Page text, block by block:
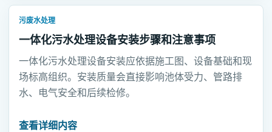
污废水处理
一体化污水处理设备安装步骤和注意事项
一体化污水处理设备安装应依据施工图、设备基础和现
场标高组织。安装质量会直接影响池体受力、管路排
水、电气安全和后续检修。
查看详细内容